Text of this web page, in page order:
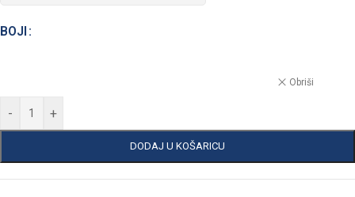
BOJI
Obriši
- +
DODAJ U KOŠARICU